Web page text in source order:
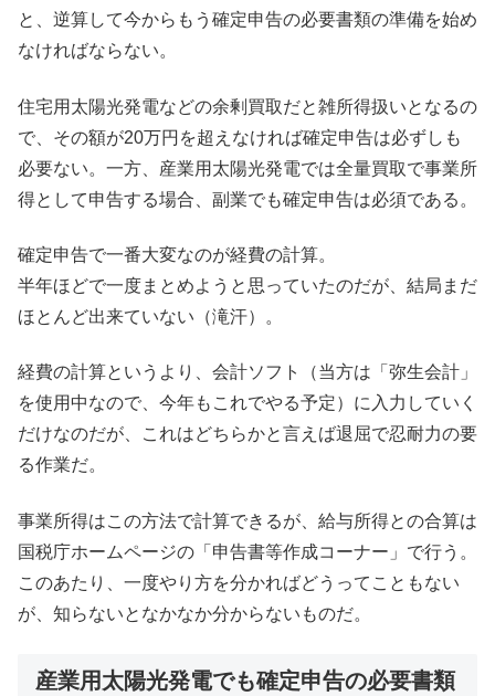
と、逆算して今からもう確定申告の必要書類の準備を始め
なければならない。
住宅用太陽光発電などの余剰買取だと雑所得扱いとなるの
で、その額が20万円を超えなければ確定申告は必ずしも
必要ない。一方、産業用太陽光発電では全量買取で事業所
得として申告する場合、副業でも確定申告は必須である。
確定申告で一番大変なのが経費の計算。
半年ほどで一度まとめようと思っていたのだが、結局まだ
ほとんど出来ていない（滝汗）。
経費の計算というより、会計ソフト（当方は「弥生会計」
を使用中なので、今年もこれでやる予定）に入力していく
だけなのだが、これはどちらかと言えば退屈で忍耐力の要
る作業だ。
事業所得はこの方法で計算できるが、給与所得との合算は
国税庁ホームページの「申告書等作成コーナー」で行う。
このあたり、一度やり方を分かればどうってこともない
が、知らないとなかなか分からないものだ。
産業用太陽光発電でも確定申告の必要書類